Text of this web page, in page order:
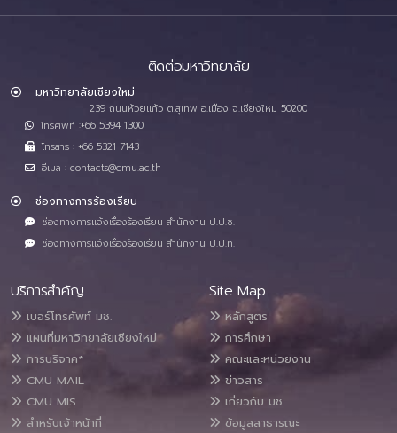
ติดต่อมหาวิทยาลัย
มหาวิทยาลัยเชียงใหม่
239 ถนนห้วยแก้ว ต.สุเทพ อ.เมือง จ.เชียงใหม่ 50200
โทรศัพท์ :+66 5394 1300
โทรสาร : +66 5321 7143
อีเมล : contacts@cmu.ac.th
ช่องทางการร้องเรียน
ช่องทางการแจ้งเรื่องร้องเรียน สำนักงาน ป.ป.ช.
ช่องทางการแจ้งเรื่องร้องเรียน สำนักงาน ป.ป.ท.
บริการสำคัญ
เบอร์โทรศัพท์ มช.
แผนที่มหาวิทยาลัยเชียงใหม่
การบริจาค*
CMU MAIL
CMU MIS
สำหรับเจ้าหน้าที่
Site Map
หลักสูตร
การศึกษา
คณะและหน่วยงาน
ข่าวสาร
เกี่ยวกับ มช.
ข้อมูลสาธารณะ